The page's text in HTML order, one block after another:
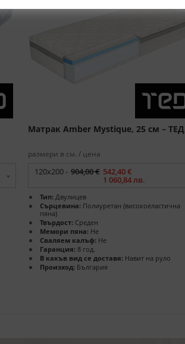
Матрак Amber Mystique, 25 см – ТЕД
размери в см. / цена
120x200 - 904,00 € 542,40 €
1 060,84 лв.
Тип: Двулицев
Сърцевина: Полиуретан (високоеластична
пяна)
Твърдост: Среден
Мемори пяна: Не
Сваляем калъф: Не
Гаранция: 8 год.
В какъв вид се доставя: Навит на руло
Произход: България